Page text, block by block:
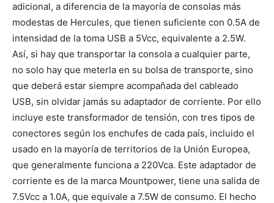
adicional, a diferencia de la mayoría de consolas más
modestas de Hercules, que tienen suficiente con 0.5A de
intensidad de la toma USB a 5Vcc, equivalente a 2.5W.
Así, si hay que transportar la consola a cualquier parte,
no solo hay que meterla en su bolsa de transporte, sino
que deberá estar siempre acompañada del cableado
USB, sin olvidar jamás su adaptador de corriente. Por ello
incluye este transformador de tensión, con tres tipos de
conectores según los enchufes de cada país, incluido el
usado en la mayoría de territorios de la Unión Europea,
que generalmente funciona a 220Vca. Este adaptador de
corriente es de la marca Mountpower, tiene una salida de
7.5Vcc a 1.0A, que equivale a 7.5W de consumo. El hecho